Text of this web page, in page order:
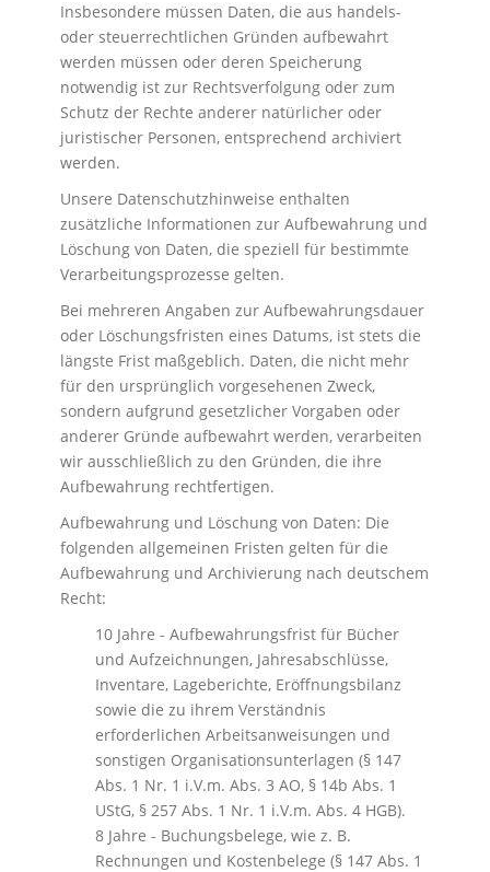
Insbesondere müssen Daten, die aus handels-
oder steuerrechtlichen Gründen aufbewahrt
werden müssen oder deren Speicherung
notwendig ist zur Rechtsverfolgung oder zum
Schutz der Rechte anderer natürlicher oder
juristischer Personen, entsprechend archiviert
werden.
Unsere Datenschutzhinweise enthalten
zusätzliche Informationen zur Aufbewahrung und
Löschung von Daten, die speziell für bestimmte
Verarbeitungsprozesse gelten.
Bei mehreren Angaben zur Aufbewahrungsdauer
oder Löschungsfristen eines Datums, ist stets die
längste Frist maßgeblich. Daten, die nicht mehr
für den ursprünglich vorgesehenen Zweck,
sondern aufgrund gesetzlicher Vorgaben oder
anderer Gründe aufbewahrt werden, verarbeiten
wir ausschließlich zu den Gründen, die ihre
Aufbewahrung rechtfertigen.
Aufbewahrung und Löschung von Daten: Die
folgenden allgemeinen Fristen gelten für die
Aufbewahrung und Archivierung nach deutschem
Recht:
10 Jahre - Aufbewahrungsfrist für Bücher
und Aufzeichnungen, Jahresabschlüsse,
Inventare, Lageberichte, Eröffnungsbilanz
sowie die zu ihrem Verständnis
erforderlichen Arbeitsanweisungen und
sonstigen Organisationsunterlagen (§ 147
Abs. 1 Nr. 1 i.V.m. Abs. 3 AO, § 14b Abs. 1
UStG, § 257 Abs. 1 Nr. 1 i.V.m. Abs. 4 HGB).
8 Jahre - Buchungsbelege, wie z. B.
Rechnungen und Kostenbelege (§ 147 Abs. 1